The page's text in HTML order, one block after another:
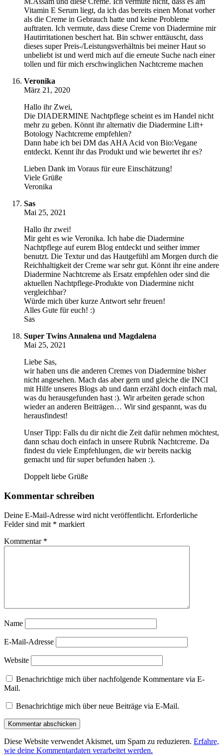
Vitamin E Serum liegt, da ich das bereits einen Monat vorher
als die Creme in Gebrauch hatte und keine Probleme
auftraten. Ich vermute, dass diese Creme von Diadermine mir
Hautirritationen beschert hat. Bin schwer enttäuscht, dass
dieses super Preis-/Leistungsverhältnis bei meiner Haut so
unbeliebt ist und werd mich auf die erneute Suche nach einer
tollen und für mich erschwinglichen Nachtcreme machen
Veronika
März 21, 2020
Hallo ihr Zwei,
Die DIADERMINE Nachtpflege scheint es im Handel nicht
mehr zu geben. Könnt ihr alternativ die Diadermine Lift+
Botology Nachtcreme empfehlen?
Dann habe ich bei DM das AHA Acid von Bio:Vegane
entdeckt. Kennt ihr das Produkt und wie bewertet ihr es?
Lieben Dank im Voraus für eure Einschätzung!
Viele Grüße
Veronika
Sas
Mai 25, 2021
Hallo ihr zwei!
Mir geht es wie Veronika. Ich habe die Diadermine
Nachtpflege auf eurem Blog entdeckt und seither immer
benutzt. Die Textur und das Hautgefühl am Morgen durch die
Reichhaltigkeit der Creme war sehr gut. Könnt ihr eine andere
Diadermine Nachtcreme als Ersatz empfehlen oder sind die
aktuellen Nachtpflege-Produkte von Diadermine nicht
vergleichbar?
Würde mich über kurze Antwort sehr freuen!
Alles Gute für euch! :)
Sas
Super Twins Annalena und Magdalena
Mai 25, 2021
Liebe Sas,
wir haben uns die anderen Cremes von Diadermine bisher
nicht angesehen. Mach das aber gern und gleiche die INCI
mit Hilfe unseres Blogs ab und dann erzähl doch einfach mal,
was du herausgefunden hast :). Wir arbeiten gerade schon
wieder an anderen Beiträgen… Wir sind gespannt, was du
herausfindest!
Unser Tipp: Falls du dir nicht die Zeit dafür nehmen möchtest,
dann schau doch einfach in unsere Rubrik Nachtcreme. Da
findest du viele Empfehlungen, die wir bereits nackig
gemacht und für super befunden haben :).
Doppelt liebe Grüße
Kommentar schreiben
Deine E-Mail-Adresse wird nicht veröffentlicht. Erforderliche
Felder sind mit * markiert
Kommentar *
Name
E-Mail-Adresse
Website
Benachrichtige mich über nachfolgende Kommentare via E-
Mail.
Benachrichtige mich über neue Beiträge via E-Mail.
Diese Website verwendet Akismet, um Spam zu reduzieren. Erfahre,
wie deine Kommentardaten verarbeitet werden.